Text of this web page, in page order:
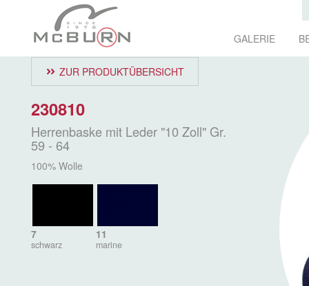
GALERIE
ZUR PRODUKTÜBERSICHT
230810
Herrenbaske mit Leder "10 Zoll" Gr.
59 - 64
100% Wolle
7
schwarz
11
marine